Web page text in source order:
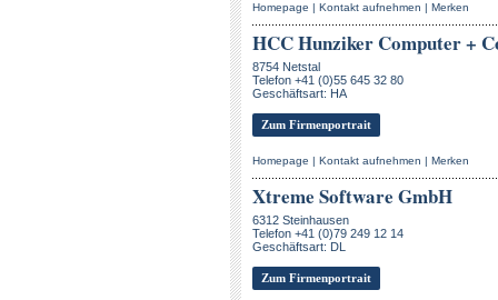
Homepage | Kontakt aufnehmen | Merken
HCC Hunziker Computer +
8754 Netstal
Telefon +41 (0)55 645 32 80
Geschäftsart: HA
Zum Firmenportrait
Homepage | Kontakt aufnehmen | Merken
Xtreme Software GmbH
6312 Steinhausen
Telefon +41 (0)79 249 12 14
Geschäftsart: DL
Zum Firmenportrait